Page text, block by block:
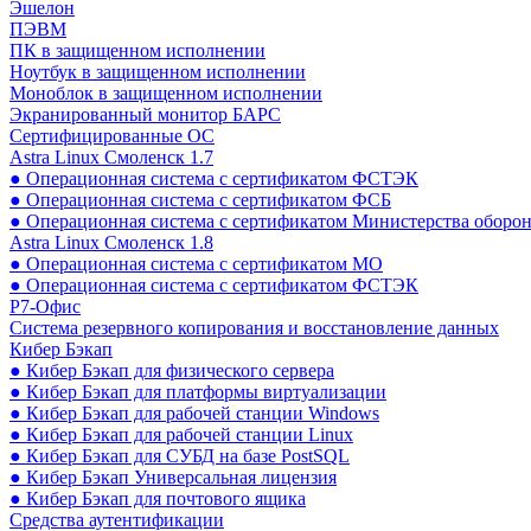
Эшелон
ПЭВМ
ПК в защищенном исполнении
Ноутбук в защищенном исполнении
Моноблок в защищенном исполнении
Экранированный монитор БАРС
Сертифицированные ОС
Astra Linux Смоленск 1.7
● Операционная система с сертификатом ФСТЭК
● Операционная система с сертификатом ФСБ
● Операционная система с сертификатом Министерства
Astra Linux Смоленск 1.8
● Операционная система с сертификатом МО
● Операционная система с сертификатом ФСТЭК
Р7-Офис
Система резервного копирования и восстановление данных
Кибер Бэкап
● Кибер Бэкап для физического сервера
● Кибер Бэкап для платформы виртуализации
● Кибер Бэкап для рабочей станции Windows
● Кибер Бэкап для рабочей станции Linux
● Кибер Бэкап для СУБД на базе PostSQL
● Кибер Бэкап Универсальная лицензия
● Кибер Бэкап для почтового ящика
Средства аутентификации